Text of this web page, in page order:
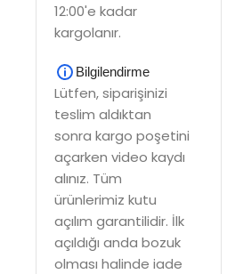
12:00'e kadar
kargolanır.
Bilgilendirme
Lütfen, siparişinizi
teslim aldıktan
sonra kargo poşetini
açarken video kaydı
alınız. Tüm
ürünlerimiz kutu
açılım garantilidir. İlk
açıldığı anda bozuk
olması halinde iade